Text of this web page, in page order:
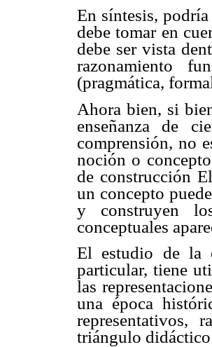
En síntesis,
debe tomar en
debe ser vista
razonamiento
(pragmática,
Ahora bien, si
enseñanza de
comprensión, no
noción o
de construcción
un concepto
y construyen
conceptuales
El estudio de la
particular, tiene
las
una época
representativos,
triángulo